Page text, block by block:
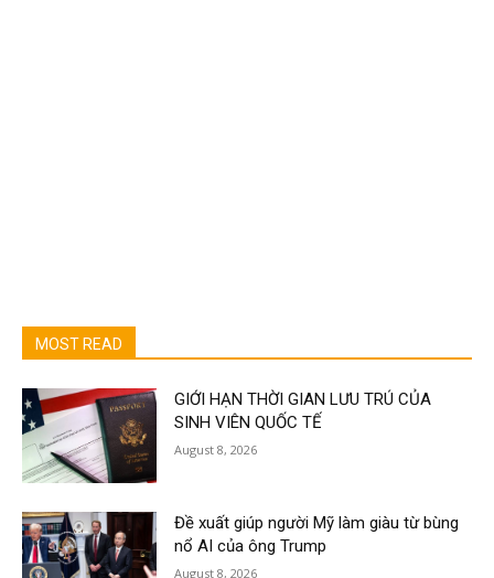
MOST READ
GIỚI HẠN THỜI GIAN LƯU TRÚ CỦA
SINH VIÊN QUỐC TẾ
August 8, 2026
Đề xuất giúp người Mỹ làm giàu từ bùng
nổ AI của ông Trump
August 8, 2026